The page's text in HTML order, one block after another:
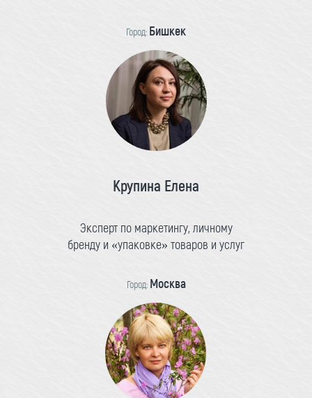
Город: Бишкек
Крупина Елена
Эксперт по маркетингу, личному
бренду и «упаковке» товаров и услуг
Город: Москва